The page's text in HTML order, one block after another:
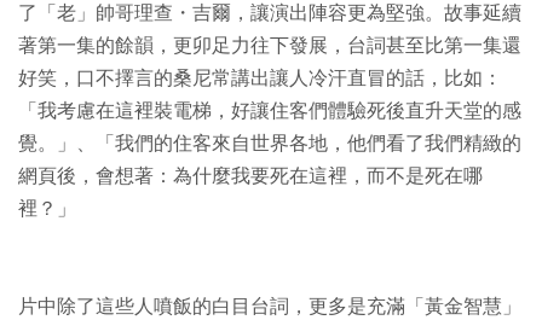
了「老」帥哥理查・吉爾，讓演出陣容更為堅強。故事延續
著第一集的餘韻，更卯足力往下發展，台詞甚至比第一集還
好笑，口不擇言的桑尼常講出讓人冷汗直冒的話，比如：
「我考慮在這裡裝電梯，好讓住客們體驗死後直升天堂的感
覺。」、「我們的住客來自世界各地，他們看了我們精緻的
網頁後，會想著：為什麼我要死在這裡，而不是死在哪
裡？」
片中除了這些人噴飯的白目台詞，更多是充滿「黃金智慧」